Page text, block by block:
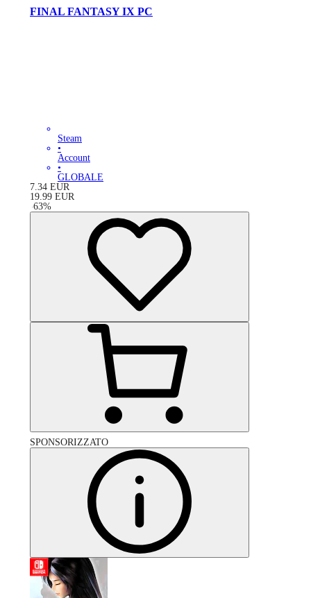
FINAL FANTASY IX PC
Steam
•
Account
•
GLOBALE
7.34 EUR
19.99 EUR
-63%
SPONSORIZZATO